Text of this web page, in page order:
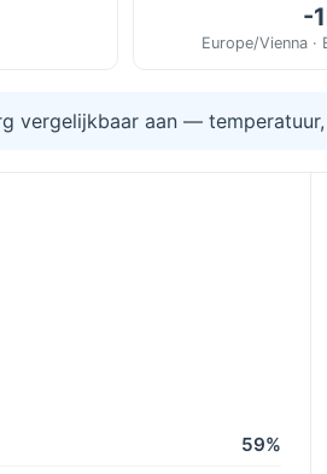
-
Europe/Vienna
vergelijkbaar aan —
59%